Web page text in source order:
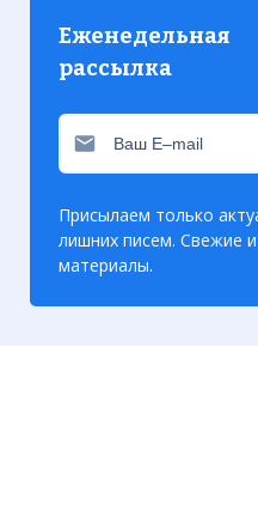
Еженедельная
рассылка
Присылаем только
лишних писем. Свежие
материалы.